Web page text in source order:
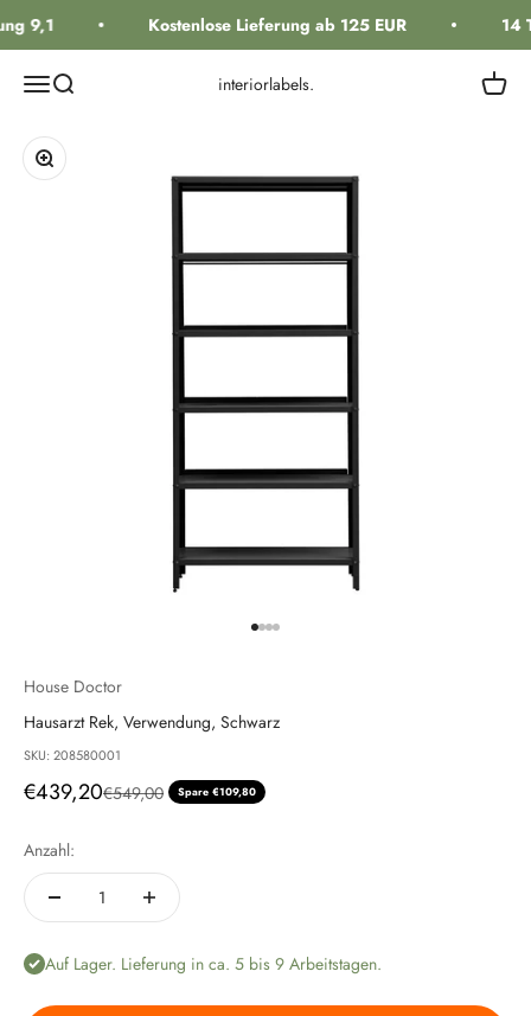
9,1 Kostenlose Lieferung ab 125 EUR 14
Navigationsmenü öffnen
Suche öffnen interiorlabels.
Bild vergrößern
House Doctor
Hausarzt Rek, Verwendung, Schwarz
SKU: 208580001
Angebot
€439,20Regulärer Preis
€549,00 Spare €109,80
Anzahl:
Auf Lager. Lieferung in ca. 5 bis 9 Arbeitstagen.